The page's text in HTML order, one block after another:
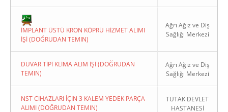
İMPLANT ÜSTÜ KRON KÖPRÜ HİZMET ALIMI
İŞİ (DOĞRUDAN TEMIN)
Ağrı Ağız ve Diş
Sağlığı Merkezi
DUVAR TİPİ KLİMA ALIM İŞİ (DOĞRUDAN
TEMIN)
Ağrı Ağız ve Diş
Sağlığı Merkezi
NST CIHAZLARI İÇIN 3 KALEM YEDEK PARÇA
ALIMI (DOĞRUDAN TEMIN)
TUTAK DEVLET
HASTANESİ